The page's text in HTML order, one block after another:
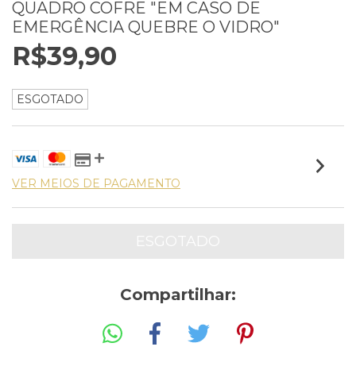
QUADRO COFRE "EM CASO DE
EMERGÊNCIA QUEBRE O VIDRO"
R$39,90
ESGOTADO
VER MEIOS DE PAGAMENTO
Compartilhar: